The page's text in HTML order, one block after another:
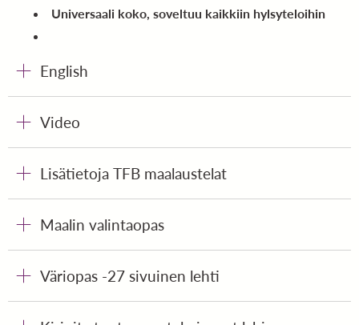
Universaali koko, soveltuu kaikkiin hylsyteloihin
English
Video
Lisätietoja TFB maalaustelat
Maalin valintaopas
Väriopas -27 sivuinen lehti